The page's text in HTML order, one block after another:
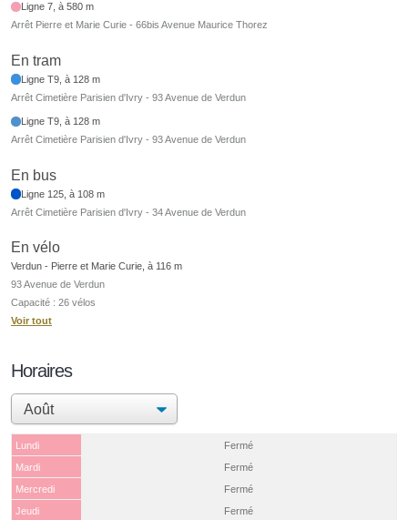
Ligne 7, à 580 m
Arrêt Pierre et Marie Curie - 66bis Avenue Maurice Thorez
En tram
Ligne T9, à 128 m
Arrêt Cimetière Parisien d'Ivry - 93 Avenue de Verdun
Ligne T9, à 128 m
Arrêt Cimetière Parisien d'Ivry - 93 Avenue de Verdun
En bus
Ligne 125, à 108 m
Arrêt Cimetière Parisien d'Ivry - 34 Avenue de Verdun
En vélo
Verdun - Pierre et Marie Curie, à 116 m
93 Avenue de Verdun
Capacité : 26 vélos
Voir tout
Horaires
Lundi
Fermé
Mardi
Fermé
Mercredi
Fermé
Jeudi
Fermé